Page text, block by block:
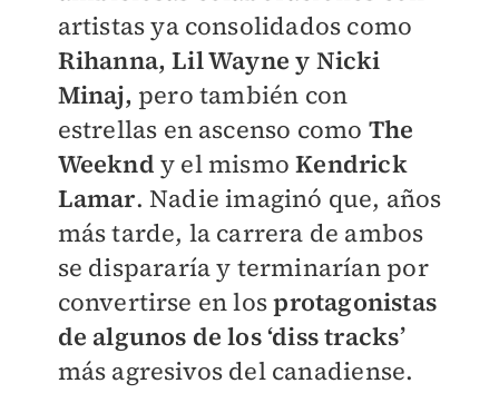
artistas ya consolidados como
Rihanna, Lil Wayne y Nicki
Minaj, pero también con
estrellas en ascenso como The
Weeknd y el mismoKendrick
Lamar. Nadie imaginó que, años
más tarde, la carrera de ambos
se dispararía y terminarían por
convertirse en losprotagonistas
de algunos de los ‘diss tracks’
más agresivos del canadiense.